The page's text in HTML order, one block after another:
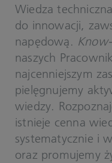
Wiedza
do innowacji,
napędową.
naszych
najcenniejszym
pielęgnujemy
wiedzy.
istnieje cenna
systematycznie i
oraz promujemy